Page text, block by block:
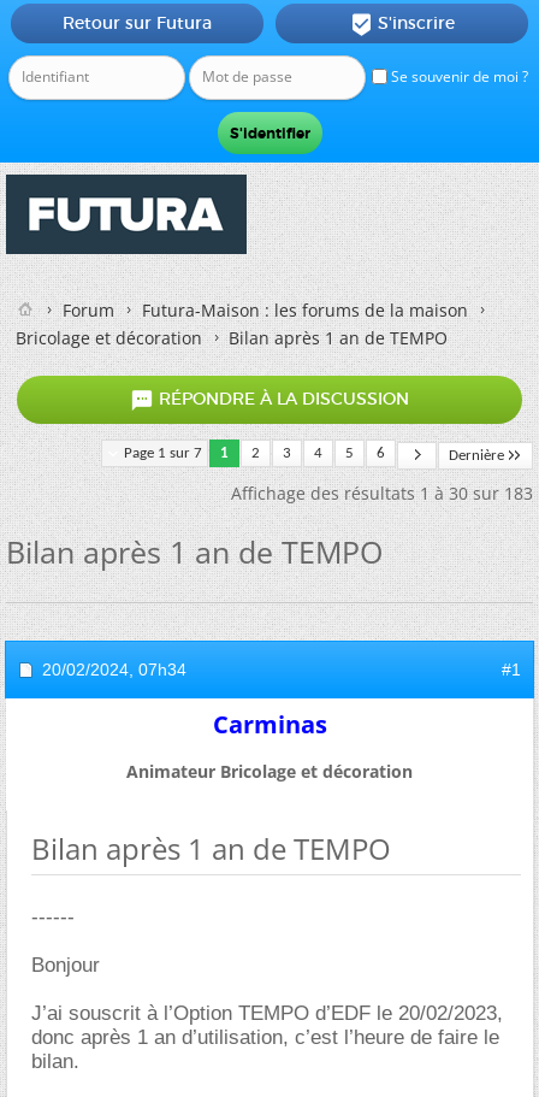
Se souvenir de moi ?
Retour sur Futura  S'inscrire
Forum
Futura-Maison : les forums de la maison
Bricolage et décoration
Bilan après 1 an de TEMPO
 RÉPONDRE À LA DISCUSSION
Page 1 sur 7 1 2 3 4 5 6 Dernière
Affichage des résultats 1 à 30 sur 183
Bilan après 1 an de TEMPO
20/02/2024, 07h34 #1
Carminas
Animateur Bricolage et décoration
Bilan après 1 an de TEMPO
------
Bonjour
J’ai souscrit à l’Option TEMPO d’EDF le 20/02/2023,
donc après 1 an d’utilisation, c’est l’heure de faire le
bilan.